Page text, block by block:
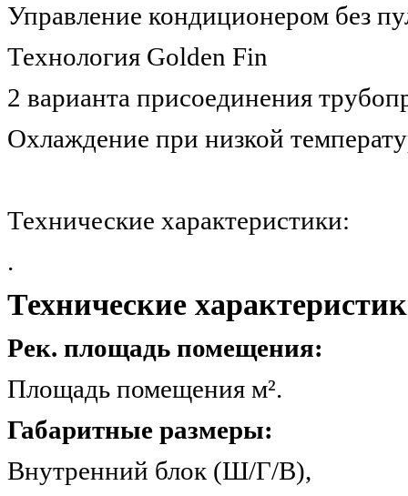
Управление кондиционером без
Технология Golden Fin
2 варианта присоединения
Охлаждение при низкой
Технические характеристики:
.
Технические
Рек. площадь помещения:
Площадь
Габаритные размеры:
Внутренний блок (Ш/